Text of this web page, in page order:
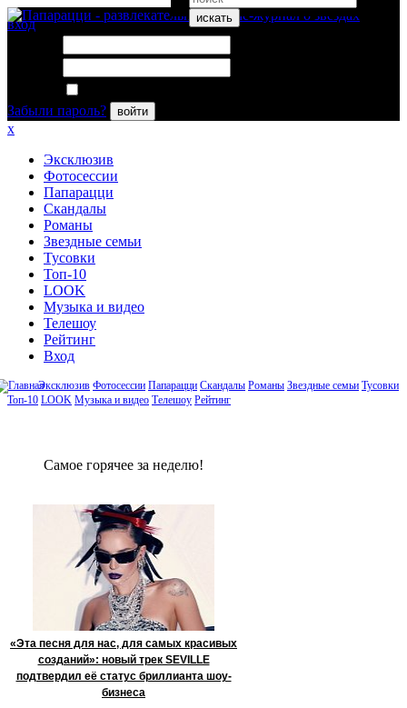
искать
вход
Забыли пароль?
войти
x
Эксклюзив
Фотосессии
Папарацци
Скандалы
Романы
Звездные семьи
Тусовки
Топ-10
LOOK
Музыка и видео
Телешоу
Рейтинг
Вход
Эксклюзив Фотосессии Папарацци Скандалы Романы Звездные семьи Тусовки
Топ-10 LOOK Музыка и видео Телешоу Рейтинг
Сaмое гoрячее за неделю!
«Эта песня для нас, для самых красивых
созданий»: новый трек SEVILLE
подтвердил её статус бриллианта шоу-
бизнеса